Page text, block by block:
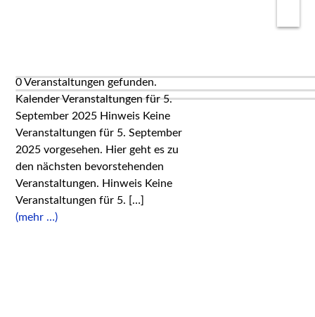
0 Veranstaltungen gefunden.
Kalender Veranstaltungen für 5.
September 2025 Hinweis Keine
Veranstaltungen für 5. September
2025 vorgesehen. Hier geht es zu
den nächsten bevorstehenden
Veranstaltungen. Hinweis Keine
Veranstaltungen für 5. […]
(mehr …)